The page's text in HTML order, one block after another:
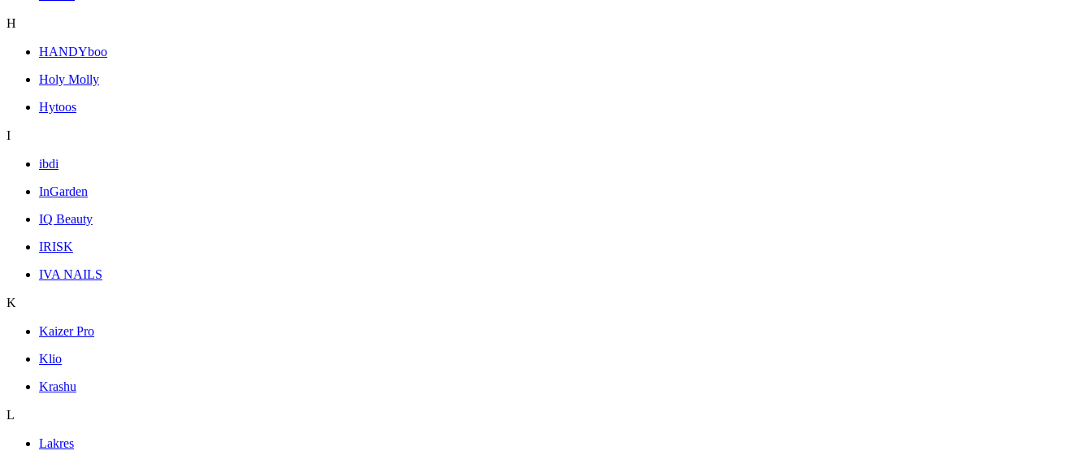
H
HANDYboo
Holy Molly
Hytoos
I
ibdi
InGarden
IQ Beauty
IRISK
IVA NAILS
K
Kaizer Pro
Klio
Krashu
L
Lakres